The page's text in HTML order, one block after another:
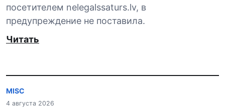
посетителем nelegalssaturs.lv, в
предупреждение не поставила.
Читать
MISC
4 августа 2026